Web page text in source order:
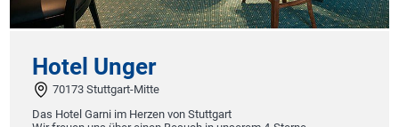
Hotel Unger
70173 Stuttgart-Mitte
Das Hotel Garni im Herzen von Stuttgart